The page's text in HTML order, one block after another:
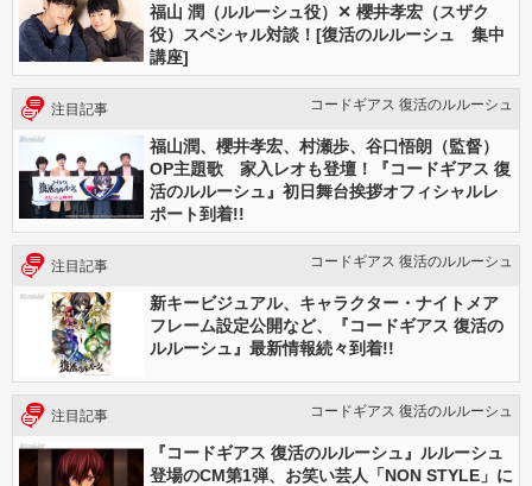
福山 潤（ルルーシュ役）✕ 櫻井孝宏（スザク
役）スペシャル対談！[復活のルルーシュ 集中
講座]
注目記事 コードギアス 復活のルルーシュ
福山潤、櫻井孝宏、村瀬歩、谷口悟朗（監督）
OP主題歌 家入レオも登壇！『コードギアス 復
活のルルーシュ』初日舞台挨拶オフィシャルレ
ポート到着!!
注目記事 コードギアス 復活のルルーシュ
新キービジュアル、キャラクター・ナイトメア
フレーム設定公開など、『コードギアス 復活の
ルルーシュ』最新情報続々到着!!
注目記事 コードギアス 復活のルルーシュ
『コードギアス 復活のルルーシュ』ルルーシュ
登場のCM第1弾、お笑い芸人「NON STYLE」に